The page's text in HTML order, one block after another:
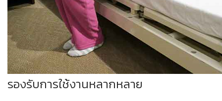
รองรับการใช้งานหลากหลาย